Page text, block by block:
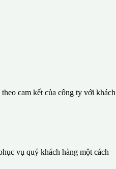
cam kết của công ty với khách
vụ quý khách hàng một cách